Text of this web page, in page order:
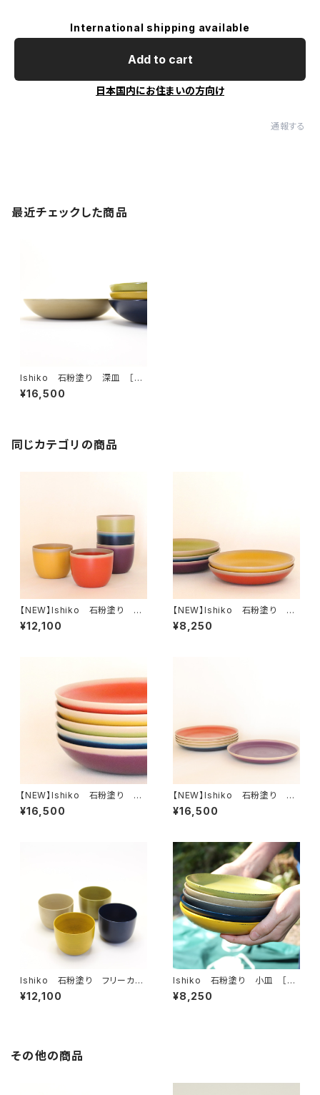
International shipping available
Add to cart
日本国内にお住まいの方向け
通報する
最近チェックした商品
Ishiko 石粉塗り 深皿 ［単
色］
¥16,500
同じカテゴリの商品
【NEW】Ishiko 石粉塗り フ
リーカップ
¥12,100
【NEW】Ishiko 石粉塗り 小
皿
¥8,250
【NEW】Ishiko 石粉塗り 深
皿
¥16,500
【NEW】Ishiko 石粉塗り 平
皿
¥16,500
Ishiko 石粉塗り フリーカッ
プ ［単色］
¥12,100
Ishiko 石粉塗り 小皿 ［単
色］
¥8,250
その他の商品